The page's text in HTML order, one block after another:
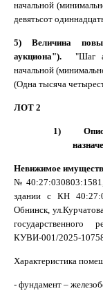
начальной
девятьсот
5) Величина
аукциона"). "Шаг
начальной
(Одна тысяча
ЛОТ 2
1)
Невижимое
№
здании с КН
Обнинск,
КУВИ-001/2025-
Характеристика
- фундамент –